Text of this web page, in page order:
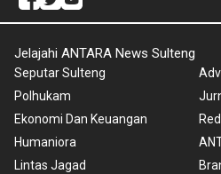
Jelajahi ANTARA News Sulteng
Seputar Sulteng
Polhukam
Ekonomi Dan Keuangan
Humaniora
Lintas Jagad